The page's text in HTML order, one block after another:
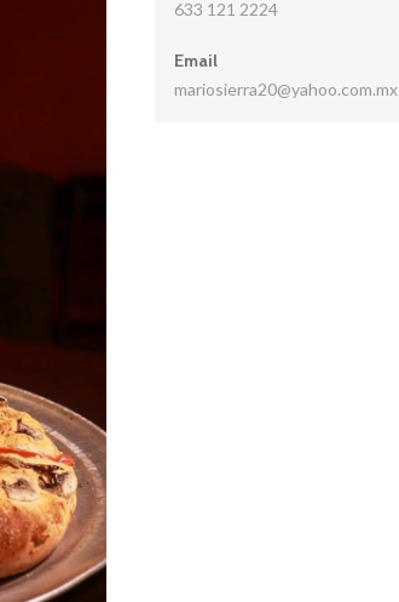
633 121 2224
Email
mariosierra20@yahoo.com.mx